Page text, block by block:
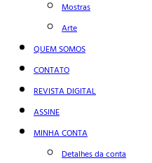
Mostras
Arte
QUEM SOMOS
CONTATO
REVISTA DIGITAL
ASSINE
MINHA CONTA
Detalhes da conta